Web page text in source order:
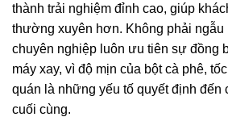
thành trải nghiệm đỉnh cao, giúp
thường xuyên hơn. Không phải ngẫu
chuyên nghiệp luôn ưu tiên sự đồng
máy xay, vì độ mịn của bột cà phê,
quán là những yếu tố quyết định đến
cuối cùng.